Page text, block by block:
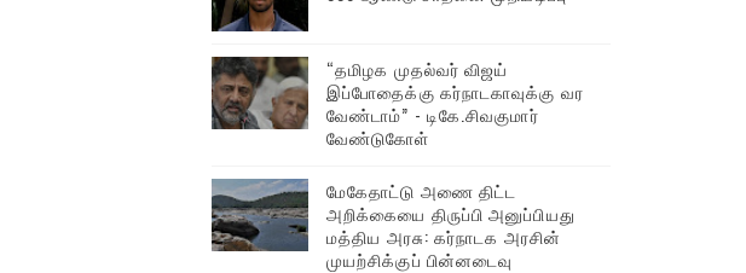
“தமிழக முதல்வர் விஜய்
இப்போதைக்கு கர்நாடகாவுக்கு வர
வேண்டாம்” - டிகே.சிவகுமார்
வேண்டுகோள்
மேகேதாட்டு அணை திட்ட
அறிக்கையை திருப்பி அனுப்பியது
மத்திய அரசு: கர்நாடக அரசின்
முயற்சிக்குப் பின்னடைவு